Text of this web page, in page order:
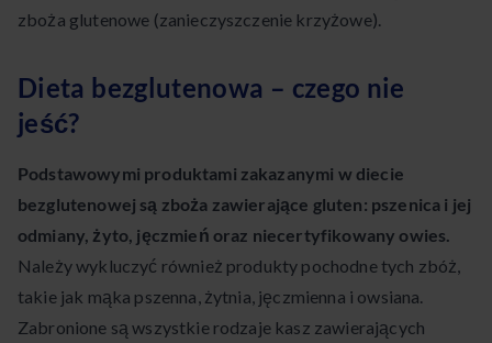
zboża glutenowe (zanieczyszczenie krzyżowe).
Dieta bezglutenowa – czego nie
jeść?
Podstawowymi produktami zakazanymi w diecie
bezglutenowej są zboża zawierające gluten: pszenica i jej
odmiany, żyto, jęczmień oraz niecertyfikowany owies.
Należy wykluczyć również produkty pochodne tych zbóż,
takie jak mąka pszenna, żytnia, jęczmienna i owsiana.
Zabronione są wszystkie rodzaje kasz zawierających